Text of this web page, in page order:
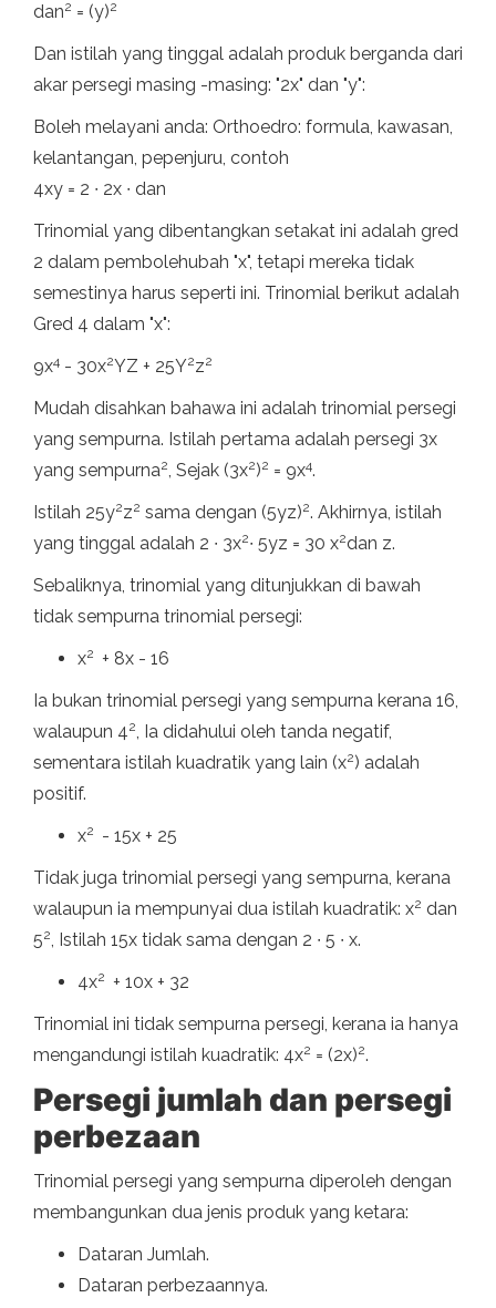
dan2 = (y)2
Dan istilah yang tinggal adalah produk berganda dari
akar persegi masing -masing: "2x" dan "y":
Boleh melayani anda: Orthoedro: formula, kawasan,
kelantangan, pepenjuru, contoh
4xy = 2 ∙ 2x ∙ dan
Trinomial yang dibentangkan setakat ini adalah gred
2 dalam pembolehubah "x", tetapi mereka tidak
semestinya harus seperti ini. Trinomial berikut adalah
Gred 4 dalam "x":
9x4 - 30x2YZ + 25Y2z2
Mudah disahkan bahawa ini adalah trinomial persegi
yang sempurna. Istilah pertama adalah persegi 3x
yang sempurna2 , Sejak (3x2)2 = 9x4.
Istilah 25y2z2 sama dengan (5yz)2. Akhirnya, istilah
yang tinggal adalah 2 ∙ 3x2∙ 5yz = 30 x2dan z.
Sebaliknya, trinomial yang ditunjukkan di bawah
tidak sempurna trinomial persegi:
x2
+ 8x - 16
Ia bukan trinomial persegi yang sempurna kerana 16,
walaupun 42
, Ia didahului oleh tanda negatif,
sementara istilah kuadratik yang lain (x2) adalah
positif.
x2
- 15x + 25
Tidak juga trinomial persegi yang sempurna, kerana
walaupun ia mempunyai dua istilah kuadratik: x2 dan
52
, Istilah 15x tidak sama dengan 2 ∙ 5 ∙ x.
4x2
+ 10x + 32
Trinomial ini tidak sempurna persegi, kerana ia hanya
mengandungi istilah kuadratik: 4x2 = (2x)2.
Persegi jumlah dan persegi
perbezaan
Trinomial persegi yang sempurna diperoleh dengan
membangunkan dua jenis produk yang ketara:
Dataran Jumlah.
Dataran perbezaannya.